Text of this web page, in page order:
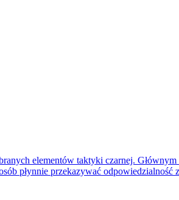
elementów taktyki czarnej.
płynnie przekazywać